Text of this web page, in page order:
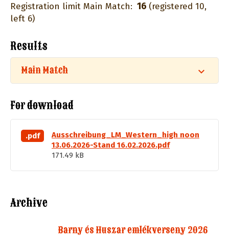
Registration limit Main Match: 16 (registered 10,
left 6)
Results
Main Match
For download
.pdf
Ausschreibung_LM_Western_high noon
13.06.2026-Stand 16.02.2026.pdf
171.49 kB
Archive
Barny és Huszar emlékverseny 2026